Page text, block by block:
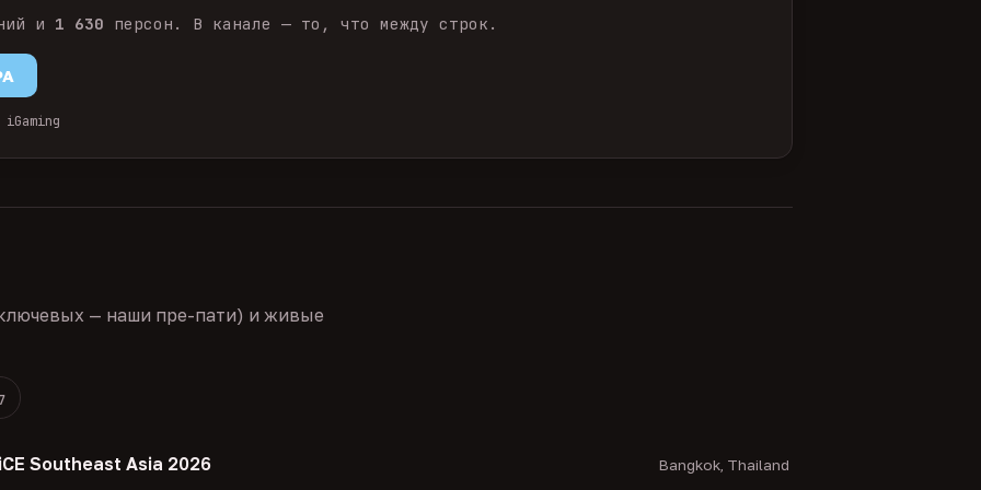
и 1 630 персон. В канале — то, что между строк.
— наши пре-пати) и живые
Southeast Asia 2026 Bangkok, Thailand